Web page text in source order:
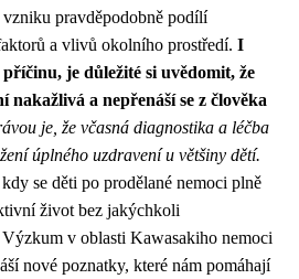
pravděpodobně podílí
a vlivů okolního prostředí. I
je důležité si uvědomit, že
nakažlivá a nepřenáší se z člověka
je, že včasná diagnostika a léčba
úplného uzdravení u většiny dětí.
se děti po prodělané nemoci plně
život bez jakýchkoli
v oblasti Kawasakiho nemoci
nové poznatky, které nám pomáhají